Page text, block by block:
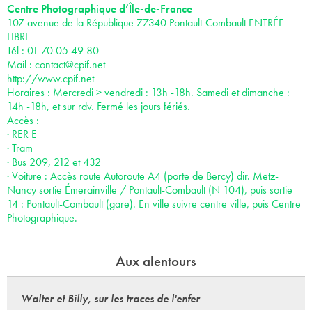
Centre Photographique d’Île-de-France
107 avenue de la République 77340 Pontault-Combault ENTRÉE
LIBRE
Tél : 01 70 05 49 80
Mail : contact@cpif.net
http://www.cpif.net
Horaires : Mercredi > vendredi : 13h -18h. Samedi et dimanche :
14h -18h, et sur rdv. Fermé les jours fériés.
Accès :
· RER E
· Tram
· Bus 209, 212 et 432
· Voiture : Accès route Autoroute A4 (porte de Bercy) dir. Metz-
Nancy sortie Émerainville / Pontault-Combault (N 104), puis sortie
14 : Pontault-Combault (gare). En ville suivre centre ville, puis Centre
Photographique.
Aux alentours
Walter et Billy, sur les traces de l'enfer